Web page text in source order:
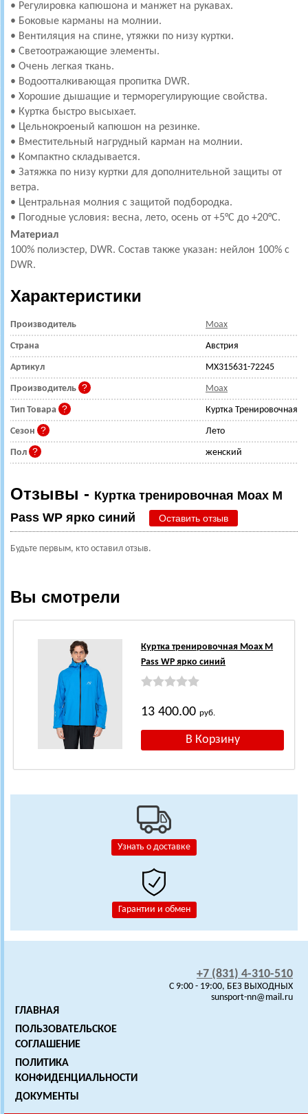
Узнать о доставке
Гарантии и обмен
• Регулировка капюшона и манжет на рукавах.
• Боковые карманы на молнии.
• Вентиляция на спине, утяжки по низу куртки.
• Светоотражающие элементы.
• Очень легкая ткань.
• Водоотталкивающая пропитка DWR.
• Хорошие дышащие и терморегулирующие свойства.
• Куртка быстро высыхает.
• Цельнокроеный капюшон на резинке.
• Вместительный нагрудный карман на молнии.
• Компактно складывается.
• Затяжка по низу куртки для дополнительной защиты от
ветра.
• Центральная молния с защитой подбородка.
• Погодные условия: весна, лето, осень от +5°С до +20°С.
Материал
100% полиэстер, DWR. Состав также указан: нейлон 100% с
DWR.
Характеристики
Производитель Moax
Страна Австрия
Артикул MX315631-72245
Производитель Moax
Тип Товара Куртка Тренировочная
Сезон Лето
Пол женский
Отзывы - Куртка тренировочная Moax M
Pass WP ярко синий
Оставить отзыв
Будьте первым, кто оставил отзыв.
Вы смотрели
Куртка тренировочная Moax M
Pass WP ярко синий
13 400.00руб.
+7 (831) 4-310-510
C 9:00 - 19:00, БЕЗ ВЫХОДНЫХ
sunsport-nn@mail.ru
ГЛАВНАЯ
ПОЛЬЗОВАТЕЛЬСКОЕ
СОГЛАШЕНИЕ
ПОЛИТИКА
КОНФИДЕНЦИАЛЬНОСТИ
ДОКУМЕНТЫ